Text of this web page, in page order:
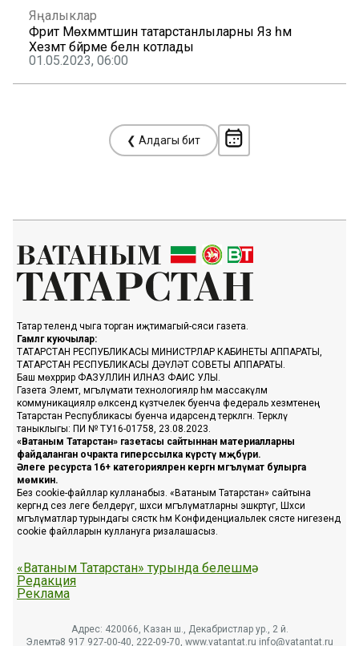
Яңалыклар
Фәрит Мөхәммәтшин татарстанлыларны Яз һәм
Хезмәт бәйрәме белән котлады
01.05.2023, 06:00
❮ Алдагы бит
Татар телендә чыга торган иҗтимагый-сәяси газета.
Гамәлгә куючылар:
ТАТАРСТАН РЕСПУБЛИКАСЫ МИНИСТРЛАР КАБИНЕТЫ АППАРАТЫ,
ТАТАРСТАН РЕСПУБЛИКАСЫ ДӘҮЛӘТ СОВЕТЫ АППАРАТЫ.
Баш мөхәррир ФАЗУЛЛИН ИЛНАЗ ФАИС УЛЫ.
Газета Элемтә, мәгълүмати технологияләр һәм массакүләм
коммуникацияләр өлкәсендә күзәтчелек буенча федераль хезмәтенең
Татарстан Республикасы буенча идарәсендә теркәлгән. Теркәлү
таныклыгы: ПИ № ТУ16-01758, 23.08.2023.
«Ватаным Татарстан» газетасы сайтыннан материалларны
файдаланган очракта гиперссылка күрсәтү мәҗбүри.
Әлеге ресурста 16+ категорияләренә кергән мәгълүмат булырга
мөмкин.
Без cookie-файллар кулланабыз. «Ватаным Татарстан» сайтына
кергәндә сез әлеге белдерүгә, шәхси мәгълүматларны эшкәртүгә, Шәхси
мәгълүматлар турындагы сәясәткә һәм Конфиденциальлек сәясәте нигезендә
cookie файлларын куллануга ризалашасыз.
«Ватаным Татарстан» турында белешмә
Редакция
Реклама
Адрес: 420066, Казан ш., Декабристлар ур., 2 й.
Элемтә: 8 917 927-00-40, 222-09-70, www.vatantat.ru info@vatantat.ru